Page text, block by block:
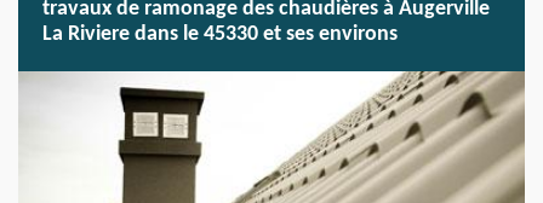
travaux de ramonage des chaudières à Augerville
La Riviere dans le 45330 et ses environs